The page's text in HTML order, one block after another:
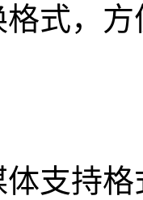
，方
持格